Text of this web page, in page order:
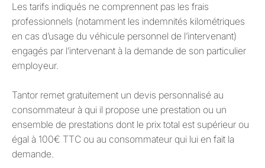
Les tarifs indiqués ne comprennent pas les frais
professionnels (notamment les indemnités kilométriques
en cas d’usage du véhicule personnel de l’intervenant)
engagés par l’intervenant à la demande de son particulier
employeur.
Tantor remet gratuitement un devis personnalisé au
consommateur à qui il propose une prestation ou un
ensemble de prestations dont le prix total est supérieur ou
égal à 100€ TTC ou au consommateur qui lui en fait la
demande.